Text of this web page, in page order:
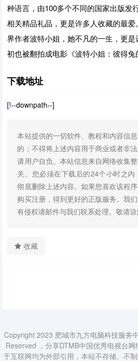
种语言，由100多个不同的国家出版发
相关精品礼品，更是许多人收藏的最
界作者波特小姐，她不凡的一生，更
初也被翻拍成电影《波特小姐：彼得兔
下载地址
[!--downpath--]
本站提供的一切软件、教程和内容信
的；不得将上述内容用于商业或者非
请用户自负。本站信息来自网络收集
关。您必须在下载后的24个小时之
彻底删除上述内容。如果您喜欢该程
购买注册，得到更好的正版服务。我
有侵权请邮件与我们联系处理。敬请谅
收藏
Copyright 2023 肥城市九方电脑科技服务
Reserved ，分享DTMB中国优秀电视台
于互联网均为外部引用，本站不存储、不